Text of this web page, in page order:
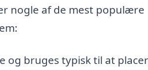
nogle af de mest populære
og bruges typisk til at